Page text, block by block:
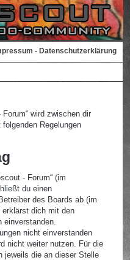
- Datenschutzerklärung
wird zwischen dir
Regelungen
- Forum“ (im
du einen
des Boards ab (im
erklärst dich mit den
einverstanden.
nicht einverstanden
nicht weiter nutzen. Für die
jeweils die an dieser Stelle